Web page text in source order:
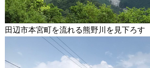
田辺市本宮町を流れる熊野川を見下ろす